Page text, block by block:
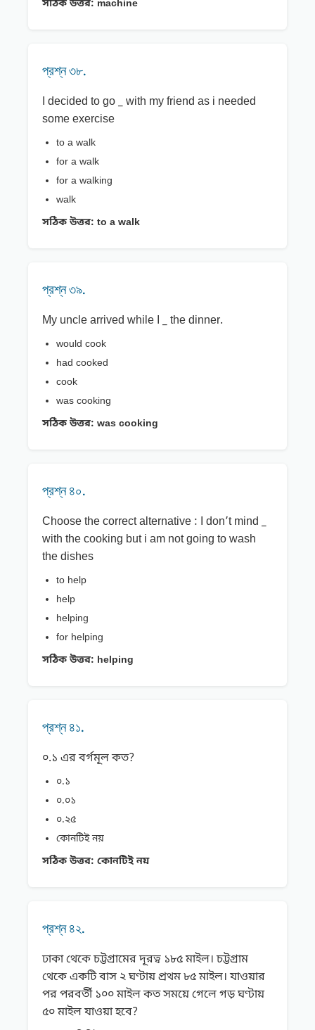
সঠিক উত্তর: machine
প্রশ্ন ৩৮.
I decided to go _ with my friend as i needed
some exercise
to a walk
for a walk
for a walking
walk
সঠিক উত্তর: to a walk
প্রশ্ন ৩৯.
My uncle arrived while I _ the dinner.
would cook
had cooked
cook
was cooking
সঠিক উত্তর: was cooking
প্রশ্ন ৪০.
Choose the correct alternative : I don’t mind _
with the cooking but i am not going to wash
the dishes
to help
help
helping
for helping
সঠিক উত্তর: helping
প্রশ্ন ৪১.
০.১ এর বর্গমূল কত?
০.১
০.০১
০.২৫
কোনটিই নয়
সঠিক উত্তর: কোনটিই নয়
প্রশ্ন ৪২.
ঢাকা থেকে চট্টগ্রামের দূরত্ব ১৮৫ মাইল। চট্টগ্রাম
থেকে একটি বাস ২ ঘণ্টায় প্রথম ৮৫ মাইল। যাওয়ার
পর পরবর্তী ১০০ মাইল কত সময়ে গেলে গড় ঘণ্টায়
৫০ মাইল যাওয়া হবে?